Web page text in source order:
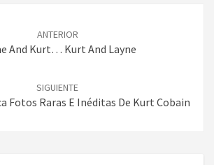
ANTERIOR
And Kurt… Kurt And Layne
SIGUIENTE
Fotos Raras E Inéditas De Kurt Cobain